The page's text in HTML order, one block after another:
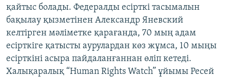
АРНАЙЫ ЖОБАЛАР
Русский
ЖАЗЫЛЫҢЫЗ
қайтыс болады. Федералды есірткі тасымалын
бақылау қызметінен Александр Яневский
келтірген мәліметке қарағанда, 70 мың адам
есірткіге қатысты аурулардан көз жұмса, 10 мыңы
есірткіні асыра пайдаланғаннан өліп кетеді.
Халықаралық “Human Rights Watch” ұйымы Ресей